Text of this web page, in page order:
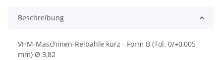
Beschreibung
VHM-Maschinen-Reibahle kurz - Form B (Tol. 0/+0,005
mm) Ø 3,82